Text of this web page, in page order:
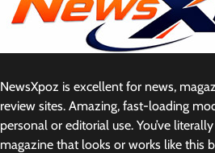
NewsXpoz is excellent for news,
review sites. Amazing, fast-loading
personal or editorial use. You’ve
magazine that looks or works like this